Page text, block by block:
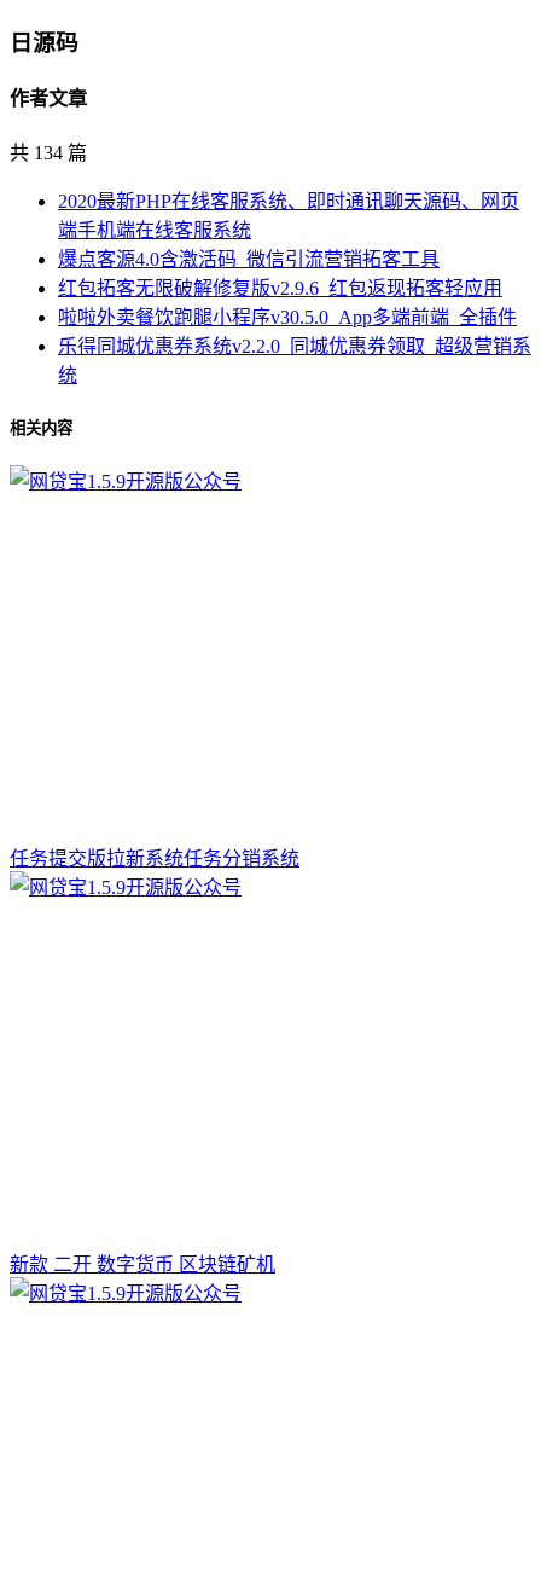
日源码
作者文章
共 134 篇
2020最新PHP在线客服系统、即时通讯聊天源码、网页
端手机端在线客服系统
爆点客源4.0含激活码_微信引流营销拓客工具
红包拓客无限破解修复版v2.9.6_红包返现拓客轻应用
啦啦外卖餐饮跑腿小程序v30.5.0_App多端前端_全插件
乐得同城优惠券系统v2.2.0_同城优惠券领取_超级营销系
统
相关内容
任务提交版拉新系统任务分销系统
新款 二开 数字货币 区块链矿机